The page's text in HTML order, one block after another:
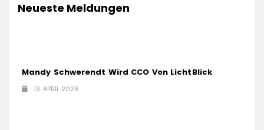
Neueste Meldungen
Mandy Schwerendt Wird CCO Von LichtBlick
13. APRIL 2026